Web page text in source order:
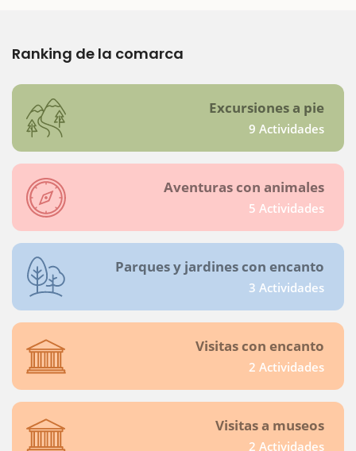
Ranking de la comarca
Excursiones a pie
9 Actividades
Aventuras con animales
5 Actividades
Parques y jardines con encanto
3 Actividades
Visitas con encanto
2 Actividades
Visitas a museos
2 Actividades